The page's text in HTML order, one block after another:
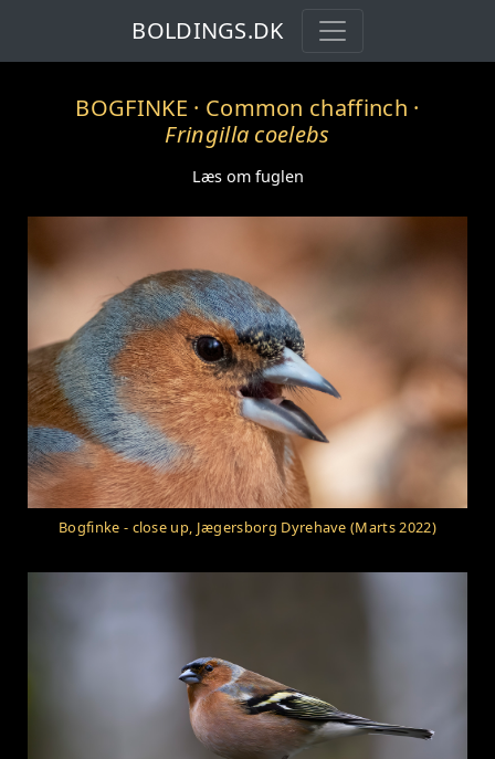
BOLDINGS.DK
BOGFINKE · Common chaffinch ·
Fringilla coelebs
Læs om fuglen
Bogfinke - close up, Jægersborg Dyrehave (Marts 2022)